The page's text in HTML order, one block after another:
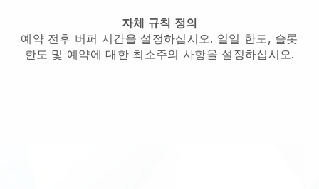
자체 규칙 정의
예약 전후 버퍼 시간을 설정하십시오. 일일 한도, 슬롯
한도 및 예약에 대한 최소주의 사항을 설정하십시오.